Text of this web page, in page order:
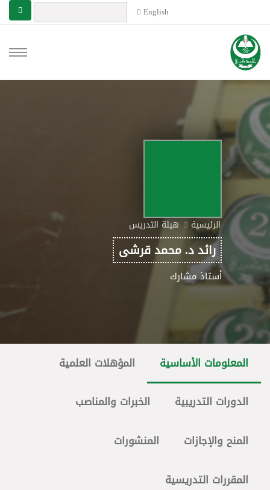
English
الرئيسية هيئة التدريس
رائد د. محمد قرشى
أستاذ مشارك
المعلومات الأساسية المؤهلات العلمية
الدورات التدريبية الخبرات والمناصب
المنح والإجازات المنشورات
المقررات التدريسية